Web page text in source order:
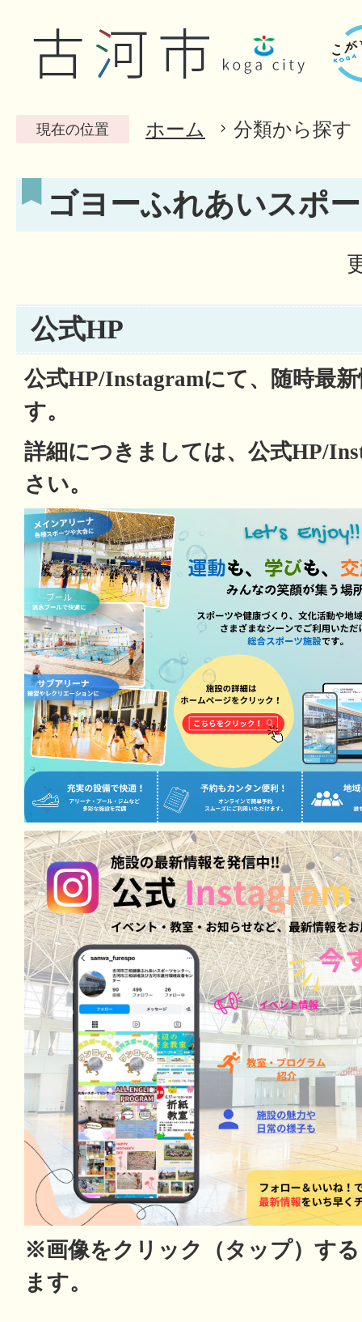
現在の位置 ホーム 分類から探す
ゴヨーふれあいスポ
公式HP
公式HP/Instagramにて、随時最
す。
詳細につきましては、公式HP/
さい。
※画像をクリック（タップ）す
ます。